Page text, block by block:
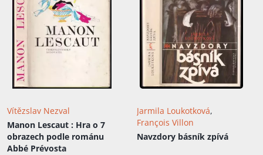
Vítězslav Nezval
Manon Lescaut : Hra o 7
obrazech podle románu
Abbé Prévosta
Jarmila Loukotková,
François Villon
Navzdory básník zpívá